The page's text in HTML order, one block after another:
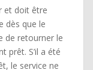
et doit être
dès que le
de retourner le
prêt. S’il a été
le service ne